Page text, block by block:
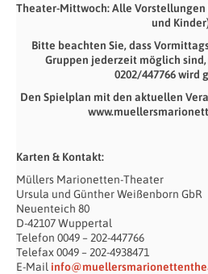
Theater-Mittwoch: Alle Vorstellungen
und
Bitte beachten Sie, dass
Gruppen jederzeit möglich
0202/447766 wird
Den Spielplan mit den aktuellen
Karten & Kontakt:
Müllers Marionetten-Theater
Ursula und Günther Weißenborn GbR
Neuenteich 80
D-42107 Wuppertal
Telefon 0049 – 202-447766
Telefax 0049 – 202-4938471
E-Mail